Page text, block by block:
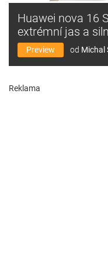
Huawei nova 16
extrémní jas a
Preview od Michal
Reklama